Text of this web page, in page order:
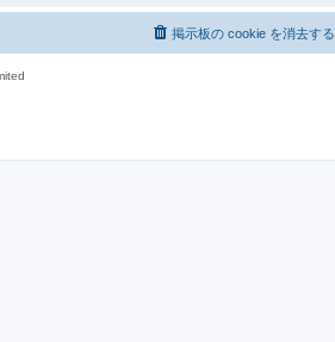
掲示板の cookie を消去する